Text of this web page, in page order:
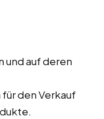
und auf deren
den Verkauf